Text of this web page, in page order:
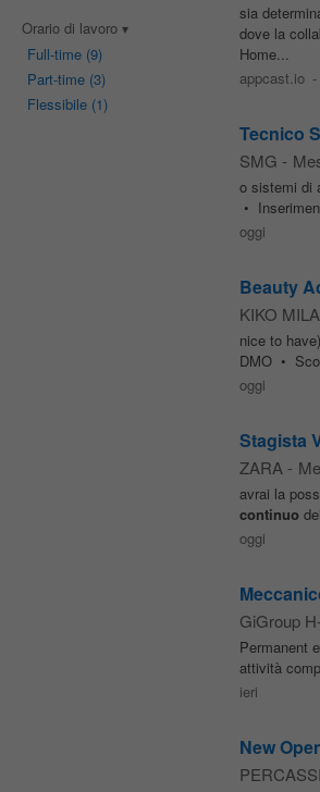
Orario di lavoro
Full-time(9)
Part-time(3)
Flessibile(1)
sia
dove la
Home...
appcast.io -
Tecnico
SMG -
o sistemi di
•
oggi
Beauty
KIKO
nice to
DMO •
oggi
Stagista
ZARA -
avrai la
continuo
oggi
GiGroup
Permanent
attività
ieri
New
PERCASSI